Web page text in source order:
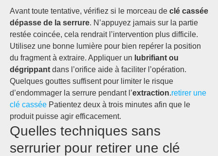
Avant toute tentative, vérifiez si le morceau de clé cassée
dépasse de la serrure. N’appuyez jamais sur la partie
restée coincée, cela rendrait l’intervention plus difficile.
Utilisez une bonne lumière pour bien repérer la position
du fragment à extraire. Appliquer un lubrifiant ou
dégrippant dans l’orifice aide à faciliter l’opération.
Quelques gouttes suffisent pour limiter le risque
d’endommager la serrure pendant l’extraction.retirer une
clé cassée Patientez deux à trois minutes afin que le
produit puisse agir efficacement.
Quelles techniques sans
serrurier pour retirer une clé